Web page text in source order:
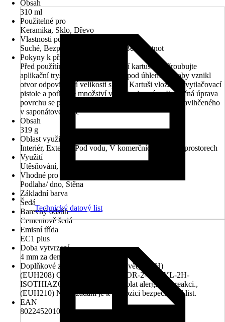
Obsah
310 ml
Použitelné pro
Keramika, Sklo, Dřevo
Vlastnosti podkladu
Suché, Bezprašné, Nerezavějící, Bez mastnot
Pokyny k přípravě
Před použítím odřízněte zakončení kartuše, Našroubujte
aplikační trysku, Seřízněte trysku pod úhlem 45°, aby vznikl
otvor odpovídající velikosti spáry, Kartuši vložte do vytlačovací
pistole a potřebné množství vytlačte do spáry, Konečná úprava
povrchu se provádí s pomocí vhodného přípravku navlhčeného
v saponátové vodě
Obsah
319 g
Oblast využití
Interiér, Exteriér, Pod vodu, V komerčních vlhkých prostorech
Využití
Utěsňování, Lepení, Opravování, Vyplnění
Vhodné pro
Podlaha/ dno, Stěna
Základní barva
Šedá
Barevný odstín
Cementově šedá
Emisní třída
EC1 plus
Doba vytvrzení
4 mm za den
Doplňkové znaky nebezpečnosti (věty EUH)
(EUH208) Obsahuje 4,5-DICHLOR-2-OCTYL-2H-
ISOTHIAZOL-3-ON. Může vyvolat alergickou reakci.,
(EUH210) Na vyžádání je k dispozici bezpečnostní list.
EAN
8022452010194
Technický datový list